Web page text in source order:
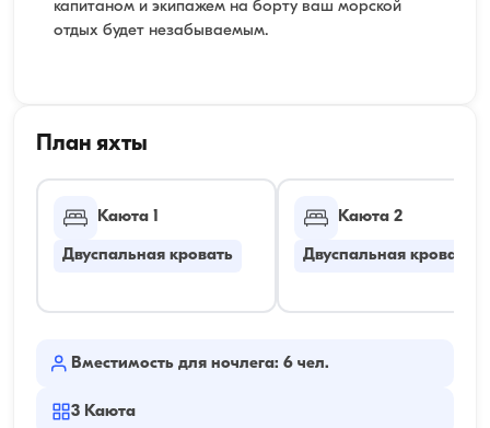
капитаном и экипажем на борту ваш морской
отдых будет незабываемым.
План яхты
Каюта 1
Двуспальная кровать
Каюта 2
Двуспальная кровать
Вместимость для ночлега: 6 чел.
3 Каюта